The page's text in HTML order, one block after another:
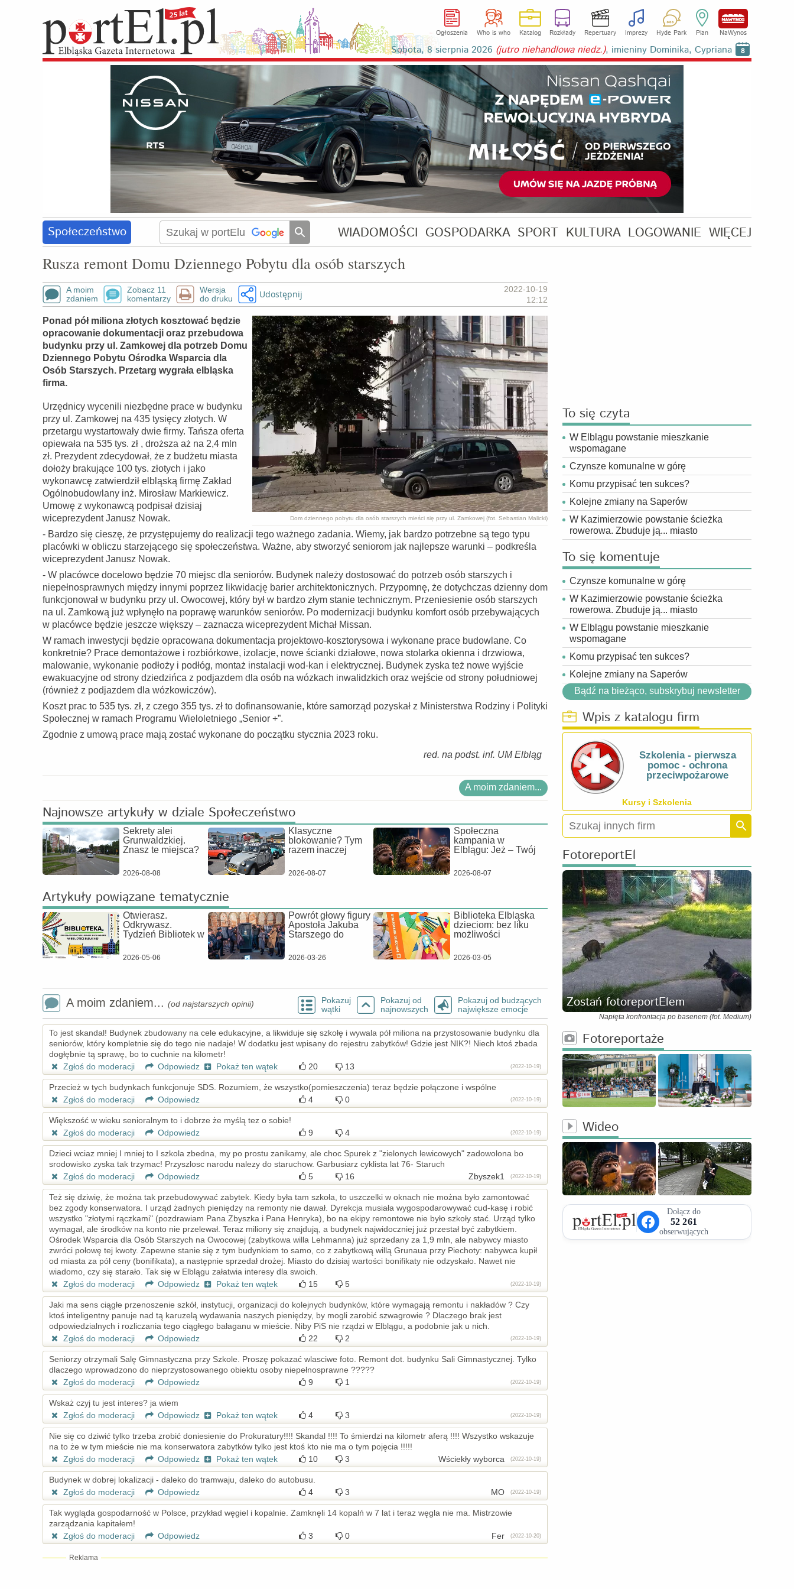
Ogłoszenia Who is who Katalog Rozkłady Repertuary Imprezy Hyde Park Plan NaWynos
Sobota, 8 sierpnia 2026 (jutro niehandlowa niedz.), imieniny Dominika, Cypriana 8
Społeczeństwo WIADOMOŚCI GOSPODARKA SPORT KULTURA LOGOWANIE WIĘCEJ
Rusza remont Domu Dziennego Pobytu dla osób starszych
A moim
zdaniem
Zobacz 11
komentarzy
Wersja
do druku
Udostępnij
2022-10-19
12:12
Dom dziennego pobytu dla osób starszych mieści się przy ul. Zamkowej (fot. Sebastian Malicki)
Ponad pół miliona złotych kosztować będzie
opracowanie dokumentacji oraz przebudowa
budynku przy ul. Zamkowej dla potrzeb Domu
Dziennego Pobytu Ośrodka Wsparcia dla
Osób Starszych. Przetarg wygrała elbląska
firma.
Urzędnicy wycenili niezbędne prace w budynku
przy ul. Zamkowej na 435 tysięcy złotych. W
przetargu wystartowały dwie firmy. Tańsza oferta
opiewała na 535 tys. zł , droższa aż na 2,4 mln
zł. Prezydent zdecydował, że z budżetu miasta
dołoży brakujące 100 tys. złotych i jako
wykonawcę zatwierdził elbląską firmę Zakład
Ogólnobudowlany inż. Mirosław Markiewicz.
Umowę z wykonawcą podpisał dzisiaj
wiceprezydent Janusz Nowak.
- Bardzo się cieszę, że przystępujemy do realizacji tego ważnego zadania. Wiemy, jak bardzo potrzebne są tego typu
placówki w obliczu starzejącego się społeczeństwa. Ważne, aby stworzyć seniorom jak najlepsze warunki – podkreśla
wiceprezydent Janusz Nowak.
- W placówce docelowo będzie 70 miejsc dla seniorów. Budynek należy dostosować do potrzeb osób starszych i
niepełnosprawnych między innymi poprzez likwidację barier architektonicznych. Przypomnę, że dotychczas dzienny dom
funkcjonował w budynku przy ul. Owocowej, który był w bardzo złym stanie technicznym. Przeniesienie osób starszych
na ul. Zamkową już wpłynęło na poprawę warunków seniorów. Po modernizacji budynku komfort osób przebywających
w placówce będzie jeszcze większy – zaznacza wiceprezydent Michał Missan.
W ramach inwestycji będzie opracowana dokumentacja projektowo-kosztorysowa i wykonane prace budowlane. Co
konkretnie? Prace demontażowe i rozbiórkowe, izolacje, nowe ścianki działowe, nowa stolarka okienna i drzwiowa,
malowanie, wykonanie podłoży i podłóg, montaż instalacji wod-kan i elektrycznej. Budynek zyska też nowe wyjście
ewakuacyjne od strony dziedzińca z podjazdem dla osób na wózkach inwalidzkich oraz wejście od strony południowej
(również z podjazdem dla wózkowiczów).
Koszt prac to 535 tys. zł, z czego 355 tys. zł to dofinansowanie, które samorząd pozyskał z Ministerstwa Rodziny i Polityki
Społecznej w ramach Programu Wieloletniego „Senior +”.
Zgodnie z umową prace mają zostać wykonane do początku stycznia 2023 roku.
red. na podst. inf. UM Elbląg
A moim zdaniem...
Najnowsze artykuły w dziale Społeczeństwo
Sekrety alei
Grunwaldzkiej.
Znasz te miejsca?
2026-08-08
Klasyczne
blokowanie? Tym
razem inaczej
2026-08-07
Społeczna
kampania w
Elblągu: Jeż – Twój
2026-08-07
Artykuły powiązane tematycznie
Otwierasz.
Odkrywasz.
Tydzień Bibliotek w
2026-05-06
Powrót głowy figury
Apostoła Jakuba
Starszego do
2026-03-26
Biblioteka Elbląska
dzieciom: bez liku
możliwości
2026-03-05
A moim zdaniem... (od najstarszych opinii)
Pokazuj
wątki
Pokazuj od
najnowszych
Pokazuj od budzących
największe emocje
To jest skandal! Budynek zbudowany na cele edukacyjne, a likwiduje się szkołę i wywala pół miliona na przystosowanie budynku dla
seniorów, który kompletnie się do tego nie nadaje! W dodatku jest wpisany do rejestru zabytków! Gdzie jest NIK?! Niech ktoś zbada
dogłębnie tą sprawę, bo to cuchnie na kilometr!
Zgłoś do moderacji
Odpowiedz Pokaż ten wątek 20 13 (2022-10-19)
Przecież w tych budynkach funkcjonuje SDS. Rozumiem, że wszystko(pomieszczenia) teraz będzie połączone i wspólne
Zgłoś do moderacji
Odpowiedz 4 0 (2022-10-19)
Większość w wieku senioralnym to i dobrze że myślą tez o sobie!
Zgłoś do moderacji
Odpowiedz 9 4 (2022-10-19)
Dzieci wciaz mniej I mniej to I szkola zbedna, my po prostu zanikamy, ale choc Spurek z "zielonych lewicowych" zadowolona bo
srodowisko zyska tak trzymac! Przyszlosc narodu nalezy do staruchow. Garbusiarz cyklista lat 76- Staruch
Zgłoś do moderacji
Odpowiedz 5 16 Zbyszek1 (2022-10-19)
Też się dziwię, że można tak przebudowywać zabytek. Kiedy była tam szkoła, to uszczelki w oknach nie można było zamontować
bez zgody konserwatora. I urząd żadnych pieniędzy na remonty nie dawał. Dyrekcja musiała wygospodarowywać cud-kasę i robić
wszystko "złotymi rączkami" (pozdrawiam Pana Zbyszka i Pana Henryka), bo na ekipy remontowe nie było szkoły stać. Urząd tylko
wymagał, ale środków na konto nie przelewał. Teraz miliony się znajdują, a budynek najwidoczniej już przestał być zabytkiem.
Ośrodek Wsparcia dla Osób Starszych na Owocowej (zabytkowa willa Lehmanna) już sprzedany za 1,9 mln, ale nabywcy miasto
zwróci połowę tej kwoty. Zapewne stanie się z tym budynkiem to samo, co z zabytkową willą Grunaua przy Piechoty: nabywca kupił
od miasta za pół ceny (bonifikata), a następnie sprzedał drożej. Miasto do dzisiaj wartości bonifikaty nie odzyskało. Nawet nie
wiadomo, czy się starało. Tak się w Elblągu załatwia interesy dla swoich.
Zgłoś do moderacji
Odpowiedz Pokaż ten wątek 15 5 (2022-10-19)
Jaki ma sens ciągłe przenoszenie szkół, instytucji, organizacji do kolejnych budynków, które wymagają remontu i nakładów ? Czy
ktoś inteligentny panuje nad tą karuzelą wydawania naszych pieniędzy, by mogli zarobić szwagrowie ? Dlaczego brak jest
odpowiedzialnych i rozliczania tego ciągłego bałaganu w mieście. Niby PiS nie rządzi w Elblągu, a podobnie jak u nich.
Zgłoś do moderacji
Odpowiedz 22 2 (2022-10-19)
Seniorzy otrzymali Salę Gimnastyczna przy Szkole. Proszę pokazać wlasciwe foto. Remont dot. budynku Sali Gimnastycznej. Tylko
dlaczego wprowadzono do nieprzystosowanego obiektu osoby niepełnosprawne ?????
Zgłoś do moderacji
Odpowiedz 9 1 (2022-10-19)
Wskaż czyj tu jest interes? ja wiem
Zgłoś do moderacji
Odpowiedz Pokaż ten wątek 4 3 (2022-10-19)
Nie się co dziwić tylko trzeba zrobić doniesienie do Prokuratury!!!! Skandal !!!! To śmierdzi na kilometr aferą !!!! Wszystko wskazuje
na to że w tym mieście nie ma konserwatora zabytków tylko jest ktoś kto nie ma o tym pojęcia !!!!!
Zgłoś do moderacji
Odpowiedz Pokaż ten wątek 10 3 Wściekły wyborca (2022-10-19)
Budynek w dobrej lokalizacji - daleko do tramwaju, daleko do autobusu.
Zgłoś do moderacji
Odpowiedz 4 3 MO (2022-10-19)
Tak wygląda gospodarność w Polsce, przykład węgiel i kopalnie. Zamknęli 14 kopalń w 7 lat i teraz węgla nie ma. Mistrzowie
zarządzania kapitałem!
Zgłoś do moderacji
Odpowiedz 3 0 Fer (2022-10-20)
Reklama
To się czyta
W Elblągu powstanie mieszkanie
wspomagane
Czynsze komunalne w górę
Komu przypisać ten sukces?
Kolejne zmiany na Saperów
W Kazimierzowie powstanie ścieżka
rowerowa. Zbuduje ją... miasto
To się komentuje
Czynsze komunalne w górę
W Kazimierzowie powstanie ścieżka
rowerowa. Zbuduje ją... miasto
W Elblągu powstanie mieszkanie
wspomagane
Komu przypisać ten sukces?
Kolejne zmiany na Saperów
Bądź na bieżąco, subskrybuj newsletter
Wpis z katalogu firm
Szkolenia - pierwsza
pomoc - ochrona
przeciwpożarowe
Kursy i Szkolenia
FotoreportEl
Zostań fotoreportElem
Napięta konfrontacja po basenem (fot. Medium)
Fotoreportaże
Wideo